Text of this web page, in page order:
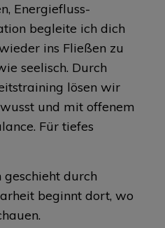
Energiefluss-
begleite ich dich
ins Fließen zu
seelisch. Durch
lösen wir
und mit offenem
Für tiefes
geschieht durch
beginnt dort, wo